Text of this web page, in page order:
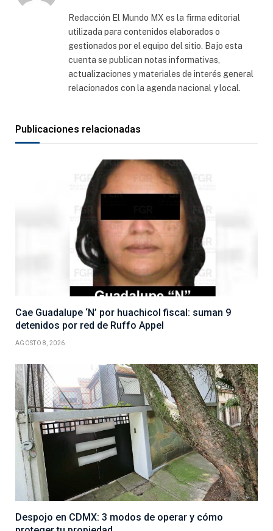
Redacción El Mundo MX es la firma editorial
utilizada para contenidos elaborados o
gestionados por el equipo del sitio. Bajo esta
cuenta se publican notas informativas,
actualizaciones y materiales de interés general
relacionados con la agenda nacional y local.
Publicaciones relacionadas
Cae Guadalupe ‘N’ por huachicol fiscal: suman 9
detenidos por red de Ruffo Appel
AGOSTO 8, 2026
Despojo en CDMX: 3 modos de operar y cómo